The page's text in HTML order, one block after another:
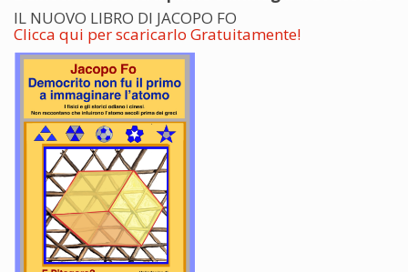
IL NUOVO LIBRO DI JACOPO FO
Clicca qui per scaricarlo Gratuitamente!